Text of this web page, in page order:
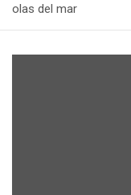
olas del mar